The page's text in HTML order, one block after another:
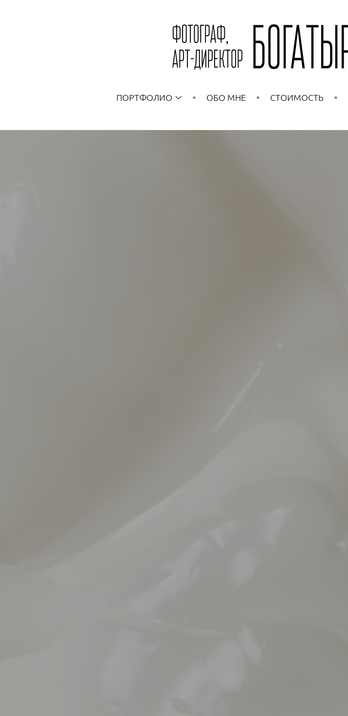
ПОРТФОЛИО ОБО МНЕ СТОИМОСТЬ